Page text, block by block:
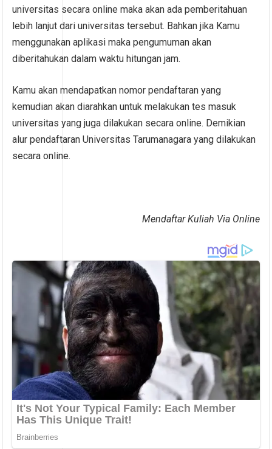
universitas secara online maka akan ada pemberitahuan
lebih lanjut dari universitas tersebut. Bahkan jika Kamu
menggunakan aplikasi maka pengumuman akan
diberitahukan dalam waktu hitungan jam.
Kamu akan mendapatkan nomor pendaftaran yang
kemudian akan diarahkan untuk melakukan tes masuk
universitas yang juga dilakukan secara online. Demikian
alur pendaftaran Universitas Tarumanagara yang dilakukan
secara online.
Mendaftar Kuliah Via Online